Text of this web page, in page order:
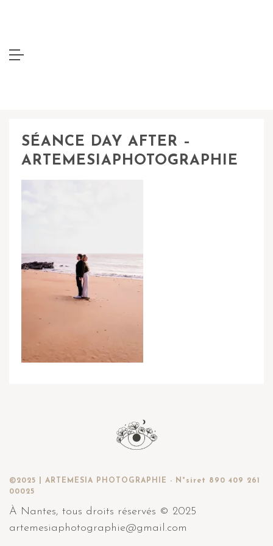
SÉANCE DAY AFTER –
ARTEMESIAPHOTOGRAPHIE
©2025 | ARTEMESIA PHOTOGRAPHIE - N°siret 890 409 261
00025
À Nantes, tous droits réservés © 2025
artemesiaphotographie@gmail.com